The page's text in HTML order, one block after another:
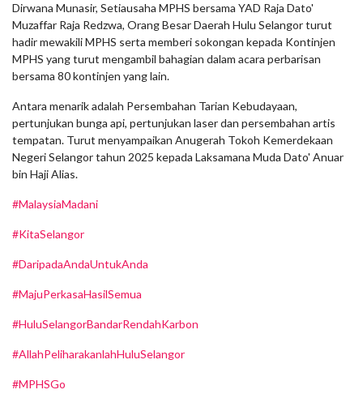
Dirwana Munasir, Setiausaha MPHS bersama YAD Raja Dato'
Muzaffar Raja Redzwa, Orang Besar Daerah Hulu Selangor turut
hadir mewakili MPHS serta memberi sokongan kepada Kontinjen
MPHS yang turut mengambil bahagian dalam acara perbarisan
bersama 80 kontinjen yang lain.
Antara menarik adalah Persembahan Tarian Kebudayaan,
pertunjukan bunga api, pertunjukan laser dan persembahan artis
tempatan. Turut menyampaikan Anugerah Tokoh Kemerdekaan
Negeri Selangor tahun 2025 kepada Laksamana Muda Dato' Anuar
bin Haji Alias.
#MalaysiaMadani
#KitaSelangor
#DaripadaAndaUntukAnda
#MajuPerkasaHasilSemua
#HuluSelangorBandarRendahKarbon
#AllahPeliharakanlahHuluSelangor
#MPHSGo